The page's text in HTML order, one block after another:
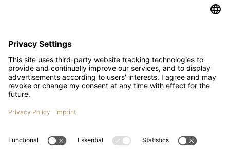
Ich bin mit den Datenschutzbestimmungen einverstanden.